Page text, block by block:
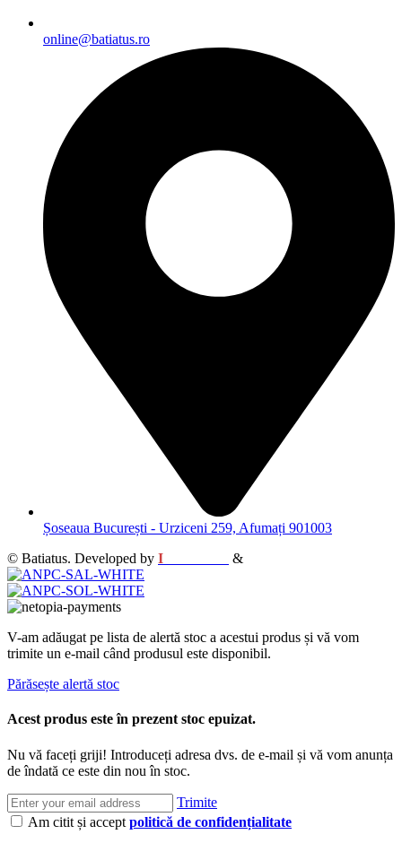
online@batiatus.ro
Șoseaua București - Urziceni 259, Afumați 901003
© Batiatus. Developed by I &
V-am adăugat pe lista de alertă stoc a acestui produs și vă vom
trimite un e-mail când produsul este disponibil.
Părăsește alertă stoc
Acest produs este în prezent stoc epuizat.
Nu vă faceți griji! Introduceți adresa dvs. de e-mail și vă vom anunța
de îndată ce este din nou în stoc.
Trimite
Am citit și accept politică de confidențialitate